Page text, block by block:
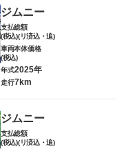
ジムニー
支払総額
(税込)(リ済込・追)
車両本体価格
(税込)
年式2025年
走行7km
ジムニー
支払総額
(税込)(リ済込・追)